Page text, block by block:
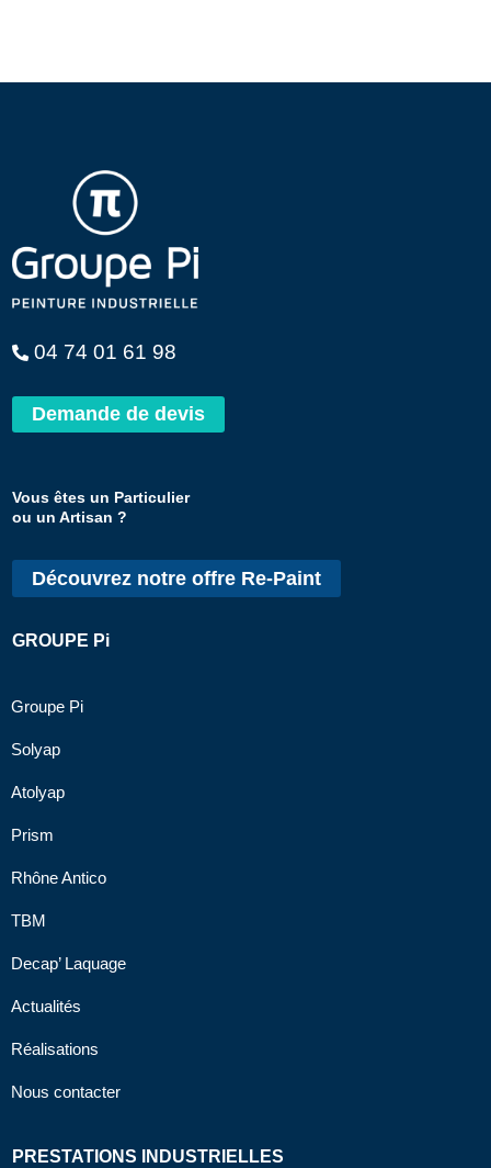
04 74 01 61 98
Demande de devis
Vous êtes un Particulier
ou un Artisan ?
Découvrez notre offre Re-Paint
GROUPE Pi
Groupe Pi
Solyap
Atolyap
Prism
Rhône Antico
TBM
Decap’ Laquage
Actualités
Réalisations
Nous contacter
PRESTATIONS INDUSTRIELLES